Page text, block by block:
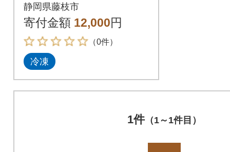
静岡県藤枝市
寄付金額 12,000円
（0件）
冷凍
1件（1～1件目）